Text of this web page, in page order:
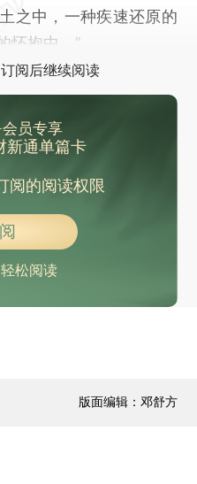
之中，一种疾速还原的
怀抱中。”
阅后继续阅读
员专享
新通单篇卡
阅的阅读权限
松阅读
版面编辑：邓舒方